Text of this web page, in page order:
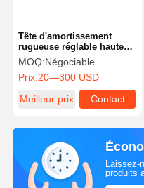
Tête d'amortissement
rugueuse réglable haute
durabilité pour l'industrie
automobile
MOQ:Négociable
Prix:20—300 USD
Meilleur prix
Contact
produits